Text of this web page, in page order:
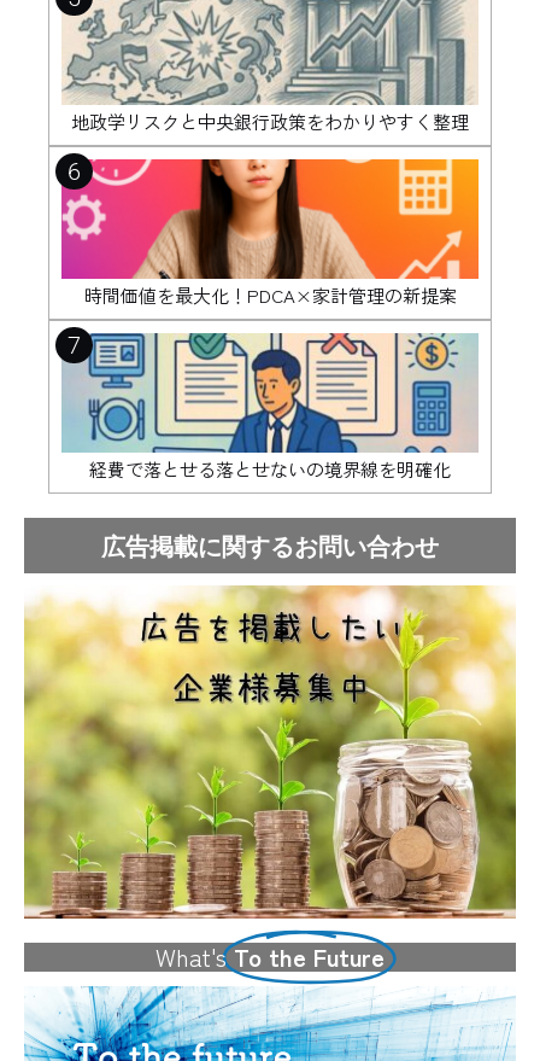
地政学リスクと中央銀行政策をわかりやすく整理
6
時間価値を最大化！PDCA×家計管理の新提案
7
経費で落とせる落とせないの境界線を明確化
広告掲載に関するお問い合わせ
What's To the Future